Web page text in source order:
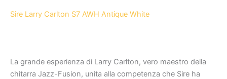
Sire Larry Carlton S7 AWH Antique White
La grande esperienza di Larry Carlton, vero maestro della
chitarra Jazz-Fusion, unita alla competenza che Sire ha